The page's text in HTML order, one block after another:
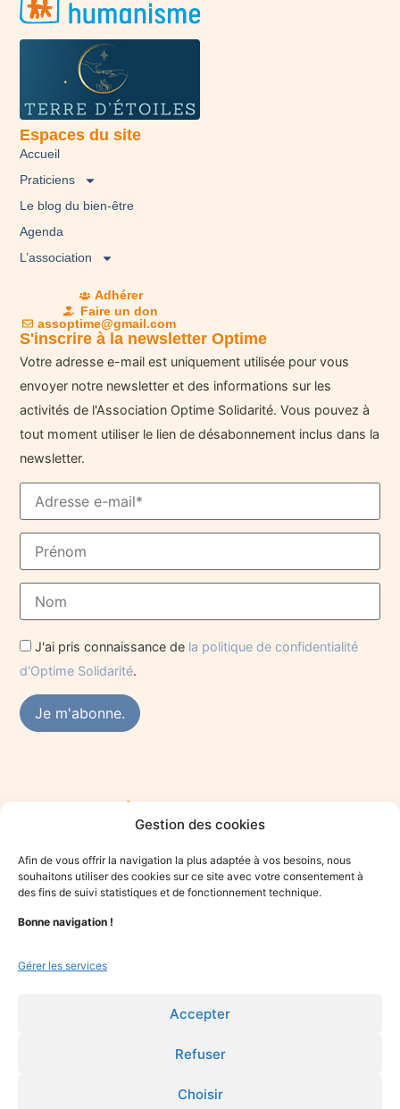
Gestion des cookies
Afin de vous offrir la navigation la plus adaptée à vos besoins, nous
souhaitons utiliser des cookies sur ce site avec votre consentement à
des fins de suivi statistiques et de fonctionnement technique.
Bonne navigation !
Gérer les services
Accepter
Refuser
Choisir
Rejoindre le réseau des praticiens du mieux-
engager dans une démarche solidaire ? Rejoignez le collectif
Optime.
Espaces du site
Accueil
Praticiens
Le blog du bien-être
Agenda
L’association
Adhérer
Faire un don
assoptime@gmail.com
S'inscrire à la newsletter Optime
Votre adresse e-mail est uniquement utilisée pour vous
envoyer notre newsletter et des informations sur les
activités de l'Association Optime Solidarité. Vous pouvez à
tout moment utiliser le lien de désabonnement inclus dans la
newsletter.
J'ai pris connaissance de la politique de confidentialité
d'Optime Solidarité.